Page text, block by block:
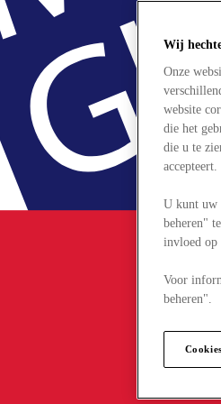
Wij
Onze
website
die het
die u te
U kunt uw
beheren"
invloed op
Voor
beheren".